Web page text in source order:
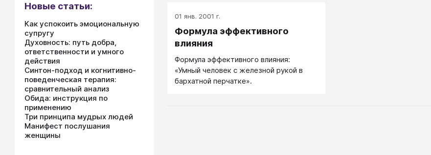
01 янв. 2001 г.
Формула эффективного
влияния
Формула эффективного влияния:
«Умный человек с железной рукой в
бархатной перчатке».
Новые статьи:
Как успокоить эмоциональную
супругу
Духовность: путь добра,
ответственности и умного
действия
Синтон-подход и когнитивно-
поведенческая терапия:
сравнительный анализ
Обида: инструкция по
применению
Три принципа мудрых людей
Манифест послушания
женщины